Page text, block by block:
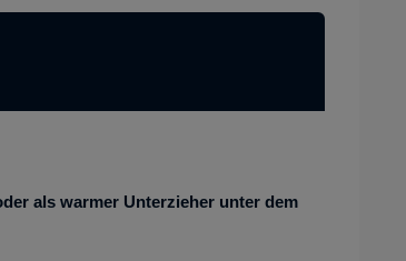
als warmer Unterzieher unter dem